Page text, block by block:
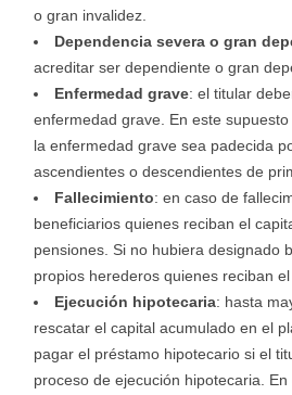
o gran invalidez.
Dependencia severa o gran
acreditar ser dependiente o gran
Enfermedad grave: el titular
enfermedad grave. En este
la enfermedad grave sea padecida
ascendientes o descendientes de
Fallecimiento: en caso de
beneficiarios quienes reciban el
pensiones. Si no hubiera designado
propios herederos quienes reciban el
Ejecución hipotecaria: hasta
rescatar el capital acumulado en el
pagar el préstamo hipotecario si el
proceso de ejecución hipotecaria.